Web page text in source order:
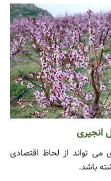
انجیری
تواند از لحاظ اقتصادی
باشد.